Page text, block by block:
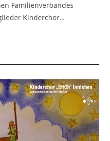
Familienverbandes
Kinderchor…